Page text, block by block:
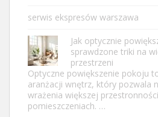
serwis ekspresów warszawa
Jak optycznie
sprawdzone triki na
przestrzeni
Optyczne powiększenie pokoju
aranżacji wnętrz, który pozwala
wrażenia większej
pomieszczeniach. …